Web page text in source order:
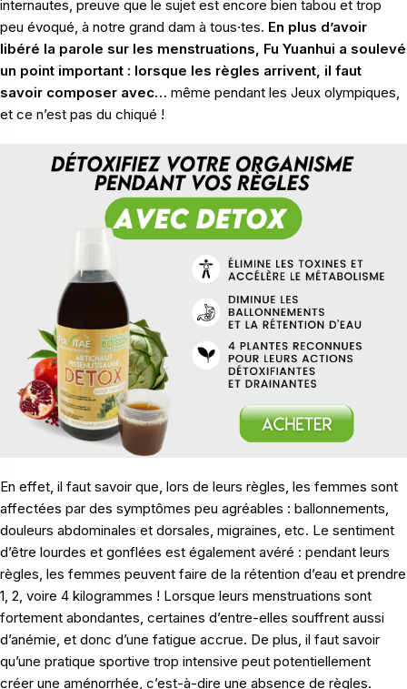
internautes, preuve que le sujet est encore bien tabou et trop
peu évoqué, à notre grand dam à tous·tes. En plus d’avoir
libéré la parole sur les menstruations, Fu Yuanhui a soulevé
un point important : lorsque les règles arrivent, il faut
savoir composer avec… même pendant les Jeux olympiques,
et ce n’est pas du chiqué !
En effet, il faut savoir que, lors de leurs règles, les femmes sont
affectées par des symptômes peu agréables : ballonnements,
douleurs abdominales et dorsales, migraines, etc. Le sentiment
d’être lourdes et gonflées est également avéré : pendant leurs
règles, les femmes peuvent faire de la rétention d’eau et prendre
1, 2, voire 4 kilogrammes ! Lorsque leurs menstruations sont
fortement abondantes, certaines d’entre-elles souffrent aussi
d’anémie, et donc d’une fatigue accrue. De plus, il faut savoir
qu’une pratique sportive trop intensive peut potentiellement
créer une aménorrhée, c’est-à-dire une absence de règles.